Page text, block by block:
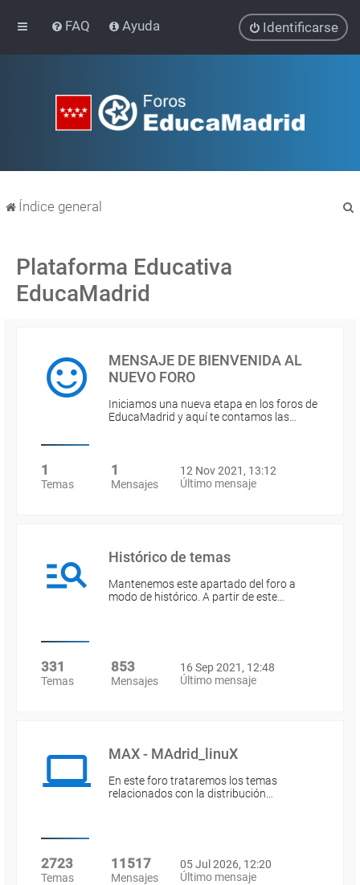
FAQ Ayuda Identificarse
Índice general
Plataforma Educativa
EducaMadrid
MENSAJE DE BIENVENIDA AL
NUEVO FORO
Iniciamos una nueva etapa en los foros de
EducaMadrid y aquí te contamos las…
1
Temas
1
Mensajes
12 Nov 2021, 13:12
Último mensaje
Histórico de temas
Mantenemos este apartado del foro a
modo de histórico. A partir de este…
331
Temas
853
Mensajes
16 Sep 2021, 12:48
Último mensaje
MAX - MAdrid_linuX
En este foro trataremos los temas
relacionados con la distribución…
2723
Temas
11517
Mensajes
05 Jul 2026, 12:20
Último mensaje